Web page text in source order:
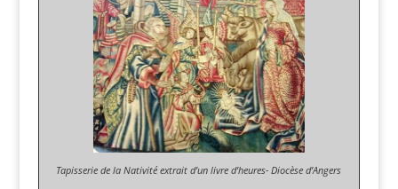
Tapisserie de la Nativité extrait d’un livre d’heures- Diocèse d’Angers